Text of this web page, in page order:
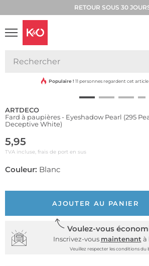
RETOUR SOUS 30
VIBES
Populaire ! 11 personnes regardent cet
ARTDECO
Fard à paupières - Eyeshadow Pearl (295
Deceptive White)
5,95
TVA incluse, frais de port en sus
Couleur: Blanc
AJOUTER AU PANIER
Voulez-vous
Inscrivez-vous maintenant à
Veuillez respecter les conditions du